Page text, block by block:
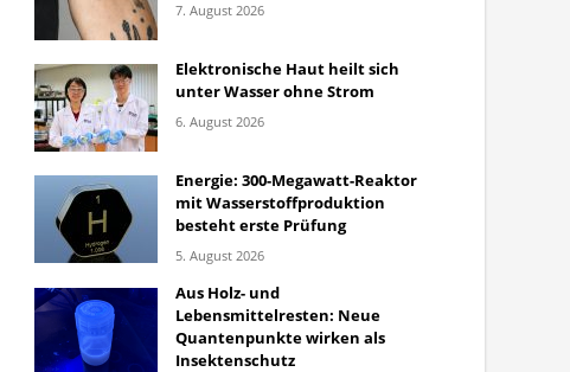
7. August 2026
Elektronische Haut heilt sich
unter Wasser ohne Strom
6. August 2026
Energie: 300-Megawatt-Reaktor
mit Wasserstoffproduktion
besteht erste Prüfung
5. August 2026
Aus Holz- und
Lebensmittelresten: Neue
Quantenpunkte wirken als
Insektenschutz